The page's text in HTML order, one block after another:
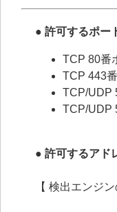
● 許可するポー
TCP 80番
TCP 443
TCP/UDP
TCP/UDP
● 許可するアド
【 検出エンジ